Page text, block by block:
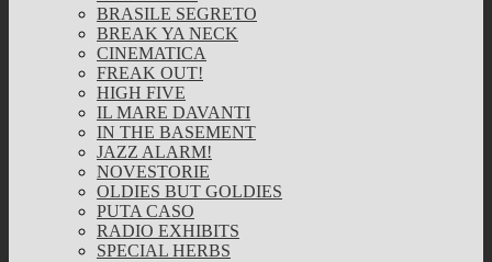
BRASILE SEGRETO
BREAK YA NECK
CINEMATICA
FREAK OUT!
HIGH FIVE
IL MARE DAVANTI
IN THE BASEMENT
JAZZ ALARM!
NOVESTORIE
OLDIES BUT GOLDIES
PUTA CASO
RADIO EXHIBITS
SPECIAL HERBS